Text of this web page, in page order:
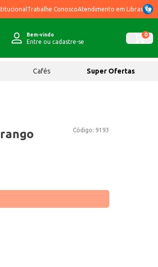
Trabalhe ConoscoAtendimento em Libras
Bem-vindo
Entre ou cadastre-se
0
Cafés Super Ofertas
Código: 9193